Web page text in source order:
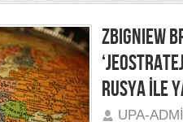
ZBIGNIEW
RUSYA İLE
UPA-